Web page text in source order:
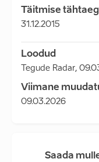
Täitmise tähtaeg
31.12.2015
Loodud
Tegude Radar,
Viimane
09.03.2026
Saada